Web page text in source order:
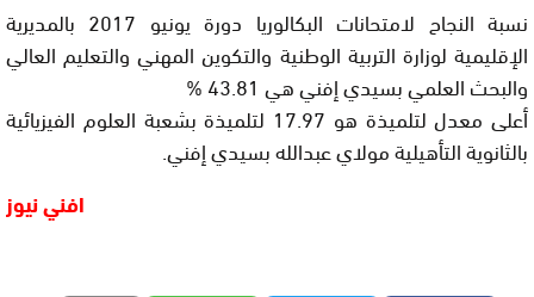
نسبة النجاح لامتحانات البكالوريا دورة يونيو 2017 بالمديرية
الإقليمية لوزارة التربية الوطنية والتكوين المهني والتعليم العالي
والبحث العلمي بسيدي إفني هي 43.81 %
أعلى معدل لتلميذة هو 17.97 لتلميذة بشعبة العلوم الفيزيائية
بالثانوية التأهيلية مولاي عبدالله بسيدي إفني.
افني نيوز